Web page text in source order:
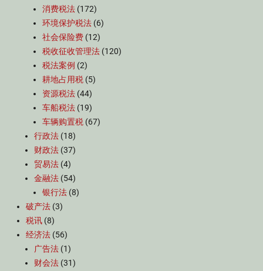
消费税法 (172)
环境保护税法 (6)
社会保险费 (12)
税收征收管理法 (120)
税法案例 (2)
耕地占用税 (5)
资源税法 (44)
车船税法 (19)
车辆购置税 (67)
行政法 (18)
财政法 (37)
贸易法 (4)
金融法 (54)
银行法 (8)
破产法 (3)
税讯 (8)
经济法 (56)
广告法 (1)
财会法 (31)